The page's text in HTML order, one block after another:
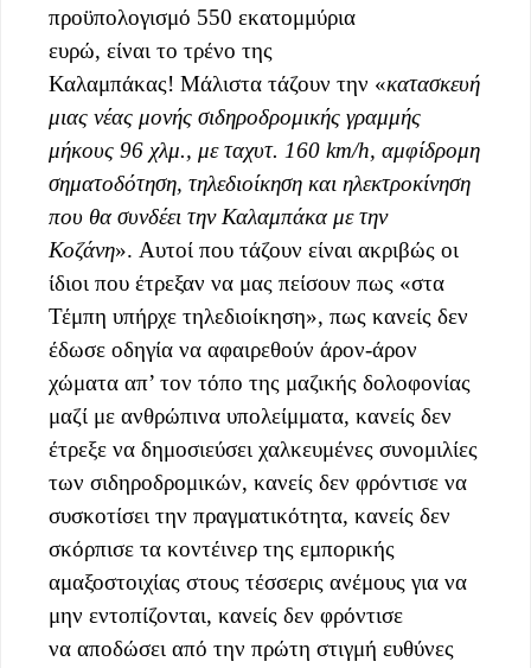
προϋπολογισμό 550 εκατομμύρια
ευρώ, είναι το τρένο της
Καλαμπάκας! Μάλιστα τάζουν την «κατασκευή
μιας νέας μονής σιδηροδρομικής γραμμής
μήκους 96 χλμ., με ταχυτ. 160 km/h, αμφίδρομη
σηματοδότηση, τηλεδιοίκηση και ηλεκτροκίνηση
που θα συνδέει την Καλαμπάκα με την
Κοζάνη». Αυτοί που τάζουν είναι ακριβώς οι
ίδιοι που έτρεξαν να μας πείσουν πως «στα
Τέμπη υπήρχε τηλεδιοίκηση», πως κανείς δεν
έδωσε οδηγία να αφαιρεθούν άρον-άρον
χώματα απ’ τον τόπο της μαζικής δολοφονίας
μαζί με ανθρώπινα υπολείμματα, κανείς δεν
έτρεξε να δημοσιεύσει χαλκευμένες συνομιλίες
των σιδηροδρομικών, κανείς δεν φρόντισε να
συσκοτίσει την πραγματικότητα, κανείς δεν
σκόρπισε τα κοντέινερ της εμπορικής
αμαξοστοιχίας στους τέσσερις ανέμους για να
μην εντοπίζονται, κανείς δεν φρόντισε
να αποδώσει από την πρώτη στιγμή ευθύνες